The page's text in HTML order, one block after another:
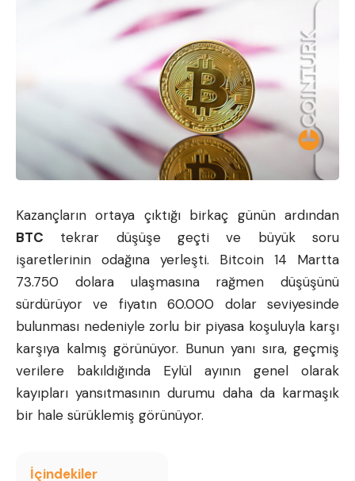
Kazançların ortaya çıktığı birkaç günün ardından
BTC tekrar düşüşe geçti ve büyük soru
işaretlerinin odağına yerleşti. Bitcoin 14 Martta
73.750 dolara ulaşmasına rağmen düşüşünü
sürdürüyor ve fiyatın 60.000 dolar seviyesinde
bulunması nedeniyle zorlu bir piyasa koşuluyla karşı
karşıya kalmış görünüyor. Bunun yanı sıra, geçmiş
verilere bakıldığında Eylül ayının genel olarak
kayıpları yansıtmasının durumu daha da karmaşık
bir hale sürüklemiş görünüyor.
İçindekiler